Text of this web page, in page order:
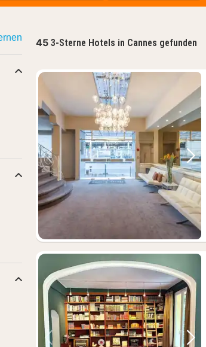
45 3-Sterne Hotels in Cannes gefunden
Vorheriges Bild